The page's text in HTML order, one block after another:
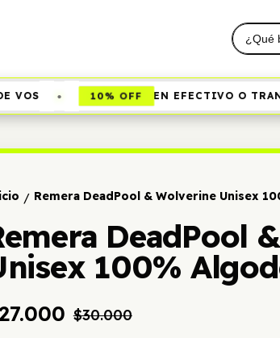
• 10% OFF EN EFECTIVO O
/ Remera DeadPool & Wolverine Unisex
DeadPool
100%
$30.000